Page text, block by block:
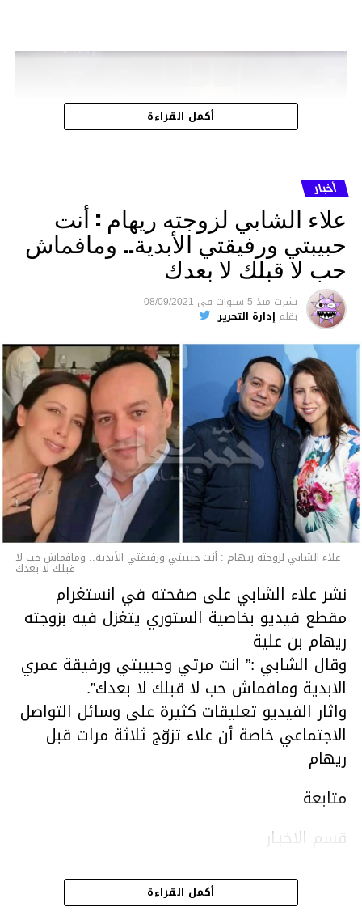
مشغل
00:00
00:41
متابعة
قسم الاخبـار
أكمل القراءة
أخبار
علاء الشابي لزوجته ريهام : أنت
حبيبتي ورفيقتي الأبدية.. ومافماش
حب لا قبلك لا بعدك
نشرت منذ 5 سنوات فى 08/09/2021
بقلم إدارة التحرير
علاء الشابي لزوجته ريهام : أنت حبيبتي ورفيقتي الأبدية.. ومافماش حب لا
قبلك لا بعدك
نشر علاء الشابي على صفحته في انستغرام
مقطع فيديو بخاصية الستوري يتغزل فيه بزوجته
ريهام بن علية
وقال الشابي :” انت مرتي وحبيبتي ورفيقة عمري
الابدية ومافماش حب لا قبلك لا بعدك”.
واثار الفيديو تعليقات كثيرة على وسائل التواصل
الاجتماعي خاصة أن علاء تزوّج ثلاثة مرات قبل
ريهام
متابعة
قسم الاخبـار
أكمل القراءة